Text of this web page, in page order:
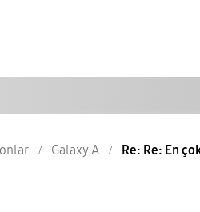
Galaxy A Re: Re: En